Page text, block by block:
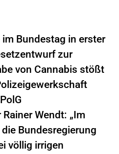
Bundestag in erster
zur
von Cannabis stößt
Wendt: „Im
Bundesregierung
völlig irrigen